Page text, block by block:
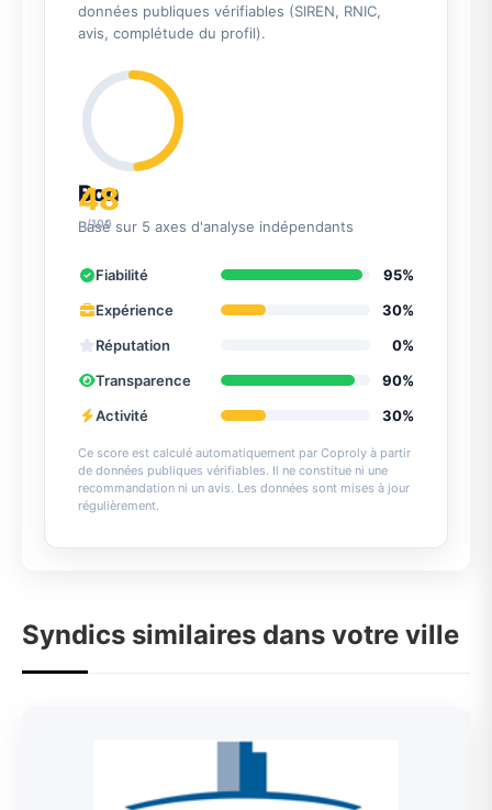
données publiques vérifiables (SIREN, RNIC,
avis, complétude du profil).
48
/100
Bon
Basé sur 5 axes d'analyse indépendants
Fiabilité
95%
Expérience
30%
Réputation
0%
Transparence
90%
Activité
30%
Ce score est calculé automatiquement par Coproly à partir
de données publiques vérifiables. Il ne constitue ni une
recommandation ni un avis. Les données sont mises à jour
régulièrement.
Syndics similaires dans votre ville